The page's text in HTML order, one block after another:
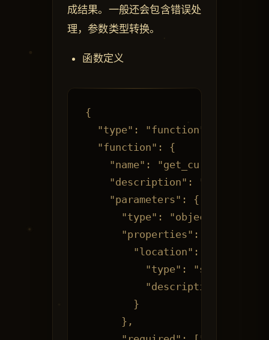
成结果。一般还会包含错误处
理，参数类型转换。
函数定义
{
  "type": "function",
  "function": {
"name":
"description": "获取指定城市
    "parameters": {
      "type": "object",
      "properties": {
        "location": {
          "type": "string",
"description": "城市或
        }
      },